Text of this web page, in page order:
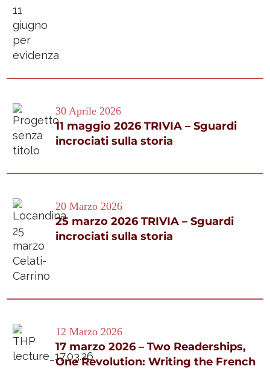
30 Aprile 2026
11 maggio 2026 TRIVIA – Sguardi
incrociati sulla storia
20 Marzo 2026
25 marzo 2026 TRIVIA – Sguardi
incrociati sulla storia
12 Marzo 2026
17 marzo 2026 – Two Readerships,
One Revolution: Writing the French